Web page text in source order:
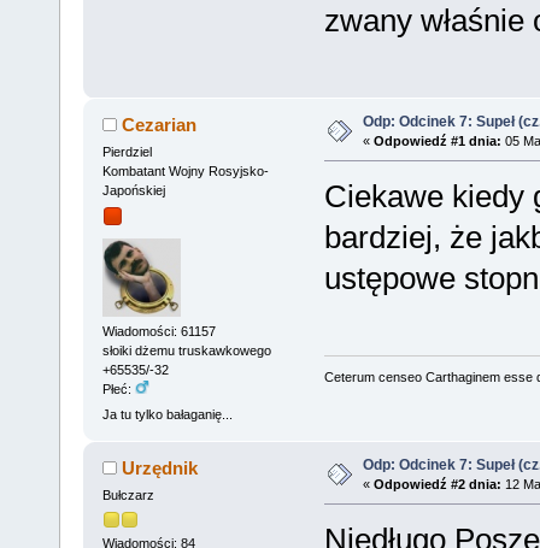
zwany
Cezarian
Pierdziel
Kombatant Wojny Rosyjsko-
Japońskiej
Wiadomości: 61157
słoiki dżemu truskawkowego
+65535/-32
Płeć:
Ja tu tylko bałaganię...
Odp: Odcinek 7: Supeł
« Odpowiedź #1 dnia: 05
Ciekawe kiedy
bardziej, że
ustępowe
Ceterum censeo Carthaginem esse
Urzędnik
Bułczarz
Wiadomości: 84
Odp: Odcinek 7: Supeł
« Odpowiedź #2 dnia: 12
Niedługo